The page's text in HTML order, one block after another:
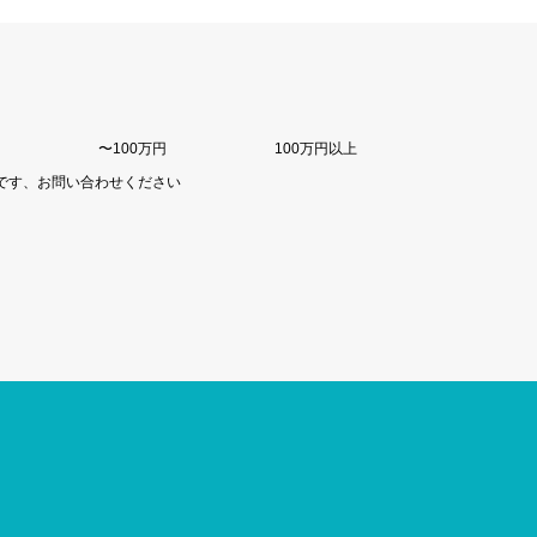
〜100万円
100万円以上
す、お問い合わせください